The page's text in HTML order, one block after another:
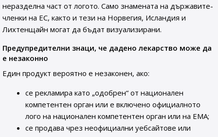
неразделна част от логото. Само знамената на държавите-
членки на ЕС, както и тези на Норвегия, Исландия и
Лихтенщайн могат да бъдат визуализирани.
Предупредителни знаци, че дадено лекарство може да
е незаконно
Един продукт вероятно е незаконен, ако:
се рекламира като „одобрен“ от национален
компетентен орган или е включено официалното
лого на национален компетентен орган или на ЕМА;
се продава чрез неофициални уебсайтове или